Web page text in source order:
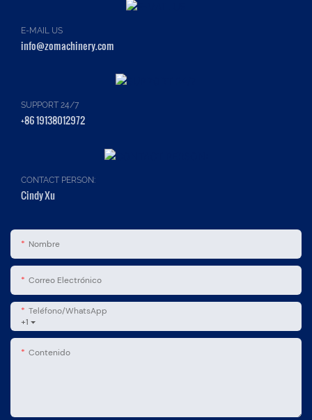
E-MAIL US
info@zomachinery.com
SUPPORT 24/7
+86 19138012972
CONTACT PERSON:
Cindy Xu
Nombre
Correo Electrónico
+1
Teléfono/WhatsApp
Contenido